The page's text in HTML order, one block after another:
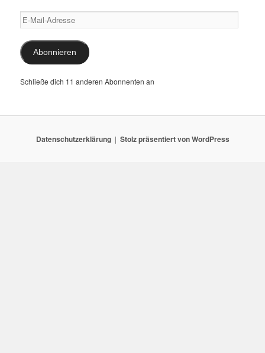
E-
Mail-
Adresse
Abonnieren
Schließe dich 11 anderen Abonnenten an
Datenschutzerklärung Stolz präsentiert von WordPress